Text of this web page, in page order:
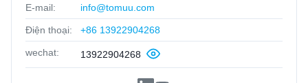
E-mail: info@tomuu.com
Điện thoại: +86 13922904268
wechat: 13922904268